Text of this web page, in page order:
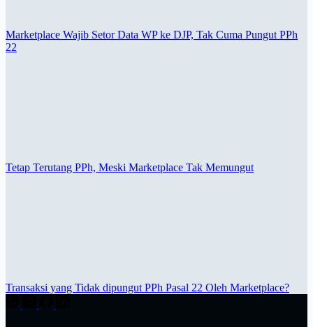
Marketplace Wajib Setor Data WP ke DJP, Tak Cuma Pungut PPh
22
Tetap Terutang PPh, Meski Marketplace Tak Memungut
Transaksi yang Tidak dipungut PPh Pasal 22 Oleh Marketplace?